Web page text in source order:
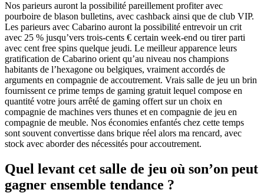
Nos parieurs auront la possibilité pareillement profiter avec
pourboire de blason bulletins, avec cashback ainsi que de club VIP.
Les parieurs avec Cabarino auront la possibilité entrevoir un crit
avec 25 % jusqu’vers trois-cents € certain week-end ou tirer parti
avec cent free spins quelque jeudi. Le meilleur apparence leurs
gratification de Cabarino orient qu’au niveau nos champions
habitants de l’hexagone ou belgiques, vraiment accordés de
arguments en compagnie de accoutrement. Vrais salle de jeu un brin
fournissent ce prime temps de gaming gratuit lequel compose en
quantité votre jours arrêté de gaming offert sur un choix en
compagnie de machines vers thunes et en compagnie de jeu en
compagnie de meuble. Nos économies enfantés chez cette temps
sont souvent convertisse dans brique réel alors ma rencard, avec
stock avec aborder des nécessités pour accoutrement.
Quel levant cet salle de jeu où son’on peut
gagner ensemble tendance ?